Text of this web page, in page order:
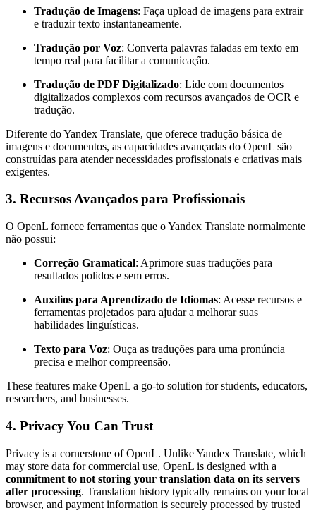
Tradução de Imagens: Faça upload de imagens para extrair
e traduzir texto instantaneamente.
Tradução por Voz: Converta palavras faladas em texto em
tempo real para facilitar a comunicação.
Tradução de PDF Digitalizado: Lide com documentos
digitalizados complexos com recursos avançados de OCR e
tradução.
Diferente do Yandex Translate, que oferece tradução básica de
imagens e documentos, as capacidades avançadas do OpenL são
construídas para atender necessidades profissionais e criativas mais
exigentes.
3. Recursos Avançados para Profissionais
O OpenL fornece ferramentas que o Yandex Translate normalmente
não possui:
Correção Gramatical: Aprimore suas traduções para
resultados polidos e sem erros.
Auxílios para Aprendizado de Idiomas: Acesse recursos e
ferramentas projetados para ajudar a melhorar suas
habilidades linguísticas.
Texto para Voz: Ouça as traduções para uma pronúncia
precisa e melhor compreensão.
These features make OpenL a go-to solution for students, educators,
researchers, and businesses.
4. Privacy You Can Trust
Privacy is a cornerstone of OpenL. Unlike Yandex Translate, which
may store data for commercial use, OpenL is designed with a
commitment to not storing your translation data on its servers
after processing. Translation history typically remains on your local
browser, and payment information is securely processed by trusted